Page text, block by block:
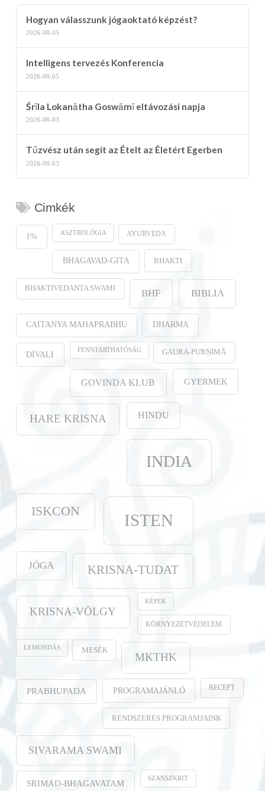
Hogyan válasszunk jógaoktató képzést?
2026-08-05
Intelligens tervezés Konferencia
2026-08-05
Śrīla Lokanātha Goswāmī eltávozási napja
2026-08-03
Tűzvész után segít az Ételt az Életért Egerben
2026-08-03
Cimkék
1% ASZTROLÓGIA AYURVEDA
BHAGAVAD-GITA BHAKTI
BHAKTIVEDANTA SWAMI BHF BIBLIA
CAITANYA MAHAPRABHU DHARMA
DÍVALI FENNTARTHATÓSÁG GAURA-PURṆIMĀ
GOVINDA KLUB GYERMEK
HARE KRISNA HINDU
INDIA
ISKCON ISTEN
JÓGA KRISNA-TUDAT
KRISNA-VÖLGY
KÉPEK
KÖRNYEZETVÉDELEM
LEMONDÁS MESÉK
MKTHK
PRABHUPADA PROGRAMAJÁNLÓ RECEPT
RENDSZERES PROGRAMJAINK
SIVARAMA SWAMI
SRIMAD-BHAGAVATAM SZANSZKRIT